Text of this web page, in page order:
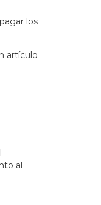
los
artículo
al